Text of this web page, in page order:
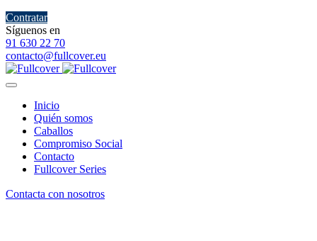
Contratar
Síguenos en
91 630 22 70
contacto@fullcover.eu
Inicio
Quién somos
Caballos
Compromiso Social
Contacto
Fullcover Series
Contacta con nosotros